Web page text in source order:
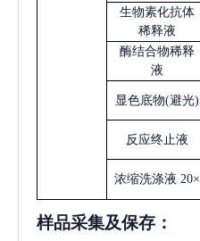
生物素化抗体
稀释液
酶结合物稀释
液
显色底物(避光)
反应终止液
浓缩洗涤液 20×
样品采集及保存 ：